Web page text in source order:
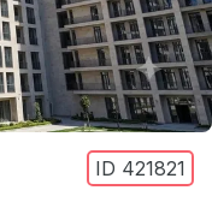
ID 421821